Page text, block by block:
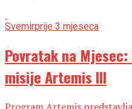
Svemirprije 3 mjeseca
Povratak na
misije Artemis III